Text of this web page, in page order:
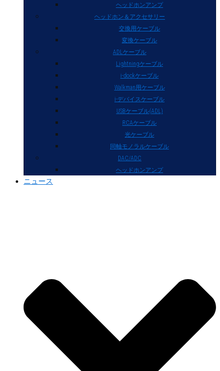
ヘッドホンアンプ
ヘッドホン＆アクセサリー
交換用ケーブル
変換ケーブル
ADLケーブル
Lightningケーブル
i-dockケーブル
Walkman用ケーブル
i-デバイスケーブル
USBケーブル(ADL)
RCAケーブル
光ケーブル
同軸モノラルケーブル
DAC/ADC
ヘッドホンアンプ
ニュース